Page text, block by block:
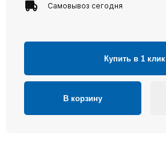
Самовывоз сегодня
Купить в 1 клик
В корзину